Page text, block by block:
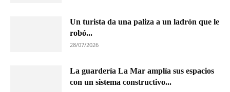
Un turista da una paliza a un ladrón que le
robó...
28/07/2026
La guardería La Mar amplía sus espacios
con un sistema constructivo...